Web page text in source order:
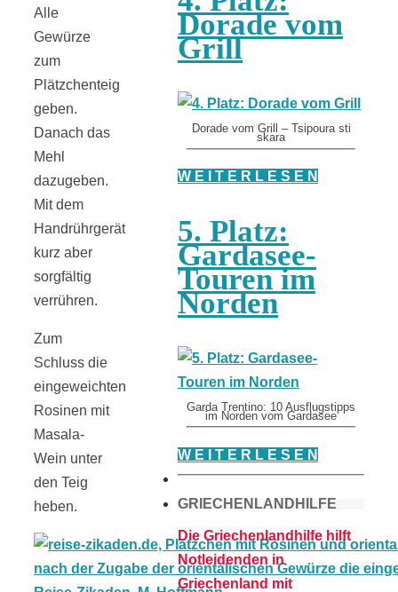
Alle
Gewürze
zum
Plätzchenteig
geben.
Danach das
Mehl
dazugeben.
Mit dem
Handrührgerät
kurz aber
sorgfältig
verrühren.
Zum
Schluss die
eingeweichten
Rosinen mit
Masala-
Wein unter
den Teig
heben.
Dorade vom
Grill
Dorade vom Grill – Tsipoura sti
skara
W E I T E R L E S E N
5. Platz:
Gardasee-
Touren im
Norden
Garda Trentino: 10 Ausflugstipps
im Norden vom Gardasee
W E I T E R L E S E N
GRIECHENLANDHILFE
Die Griechenlandhilfe hilft
Notleidenden in
Griechenland mit